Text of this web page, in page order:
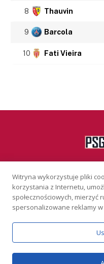
8 Thauvin
9 Barcola
10 Fati Vieira
KONTAKT REKLAMA
Serwis wyłącznie dla osób
Graj odpowiedzialnie.
Copyright © 2026
Witryna wykorzystuje pliki
korzystania z Internetu,
społecznościowych, mierzyć
spersonalizowane reklamy